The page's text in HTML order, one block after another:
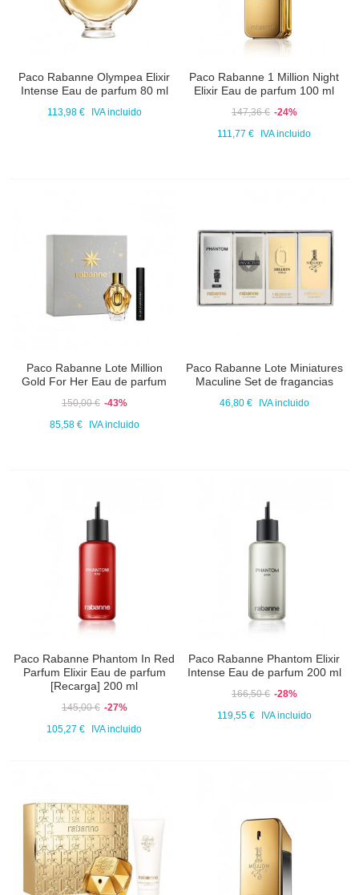
Paco Rabanne Olympea Elixir
Intense Eau de parfum 80 ml
113,98 € IVA incluido
Paco Rabanne 1 Million Night
Elixir Eau de parfum 100 ml
147,36 € -24%
111,77 €
IVA incluido
Paco Rabanne Lote Million
Gold For Her Eau de parfum
150,00 € -43%
85,58 €
IVA incluido
Paco Rabanne Lote Miniatures
Maculine Set de fragancias
46,80 € IVA incluido
Paco Rabanne Phantom In Red
Parfum Elixir Eau de parfum
[Recarga] 200 ml
145,00 € -27%
105,27 €
IVA incluido
Paco Rabanne Phantom Elixir
Intense Eau de parfum 200 ml
166,50 € -28%
119,55 €
IVA incluido